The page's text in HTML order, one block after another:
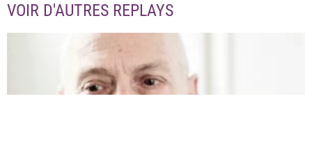
VOIR D'AUTRES REPLAYS